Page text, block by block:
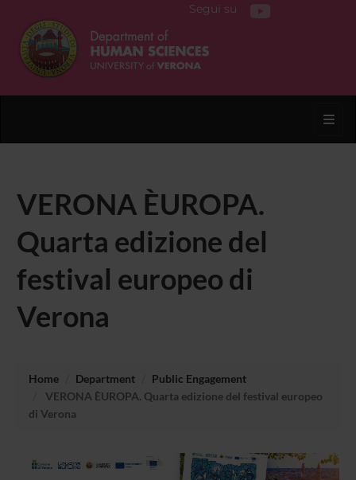
Segui su
VERONA ÈUROPA.
Quarta edizione del
festival europeo di
Verona
Home Department
Public Engagement
VERONA ÈUROPA. Quarta edizione del festival europeo
di Verona